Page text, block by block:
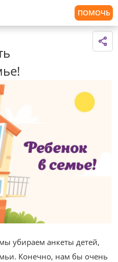
ПОМОЧЬ
убираем анкеты детей,
Конечно, нам бы очень